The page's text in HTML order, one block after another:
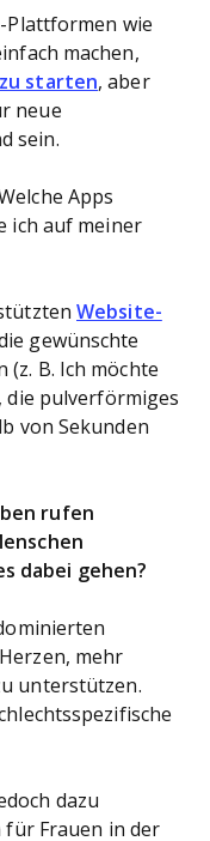
Plattformen wie
machen,
starten, aber
neue
sein.
Apps
ich auf meiner
Website-
gewünschte
(z. B. Ich möchte
die pulverförmiges
von Sekunden
rufen
dabei gehen?
mehr
unterstützen.
dazu
für Frauen in der